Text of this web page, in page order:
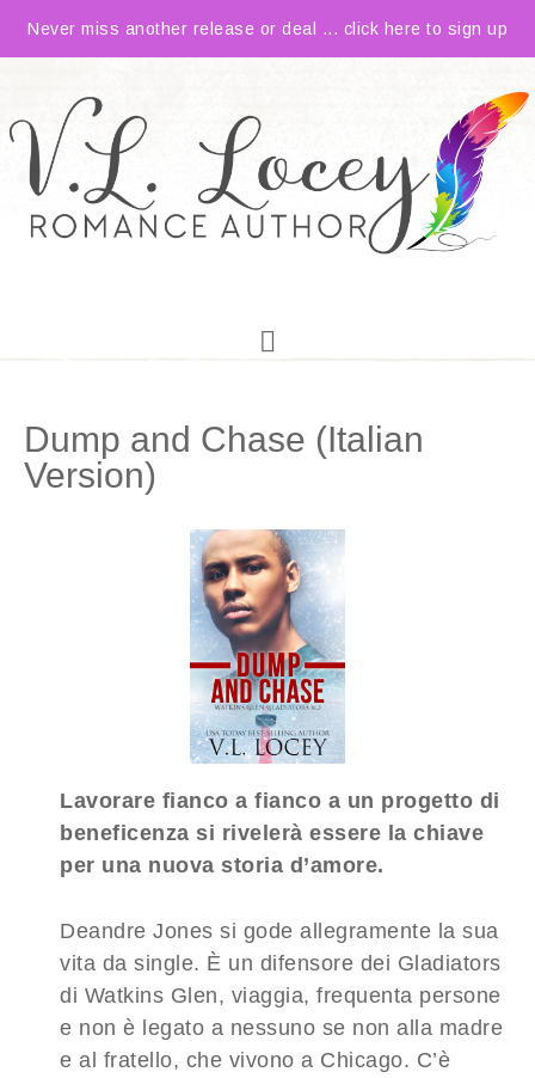
Never miss another release or deal ... click here to sign up
Dump and Chase (Italian
Version)
Lavorare fianco a fianco a un progetto di
beneficenza si rivelerà essere la chiave
per una nuova storia d’amore.
Deandre Jones si gode allegramente la sua
vita da single. È un difensore dei Gladiators
di Watkins Glen, viaggia, frequenta persone
e non è legato a nessuno se non alla madre
e al fratello, che vivono a Chicago. C’è